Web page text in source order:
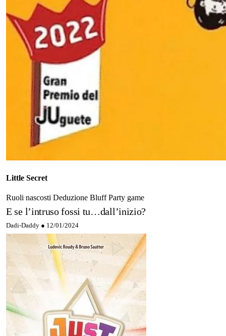
Little Secret
Ruoli nascosti Deduzione BluffParty game
E se l’intruso fossi tu…dall’inizio?
Dadi-Daddy ● 12/01/2024